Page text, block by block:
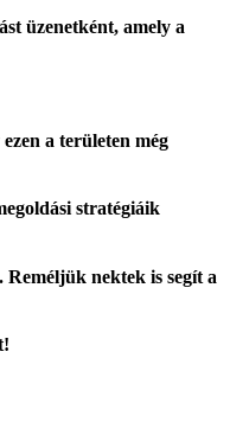
üzenetként, amely a
a területen még
stratégiáik
nektek is segít a